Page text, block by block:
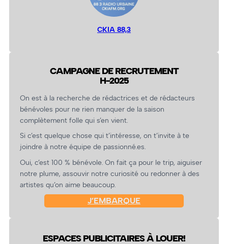
CKIA 88,3
CAMPAGNE DE RECRUTEMENT
H-2025
On est à la recherche de rédactrices et de rédacteurs
bénévoles pour ne rien manquer de la saison
complètement folle qui s’en vient.
Si c’est quelque chose qui t’intéresse, on t’invite à te
joindre à notre équipe de passionné.es.
Oui, c’est 100 % bénévole. On fait ça pour le trip, aiguiser
notre plume, assouvir notre curiosité ou redonner à des
artistes qu’on aime beaucoup.
J’EMBARQUE
ESPACES PUBLICITAIRES À LOUER!